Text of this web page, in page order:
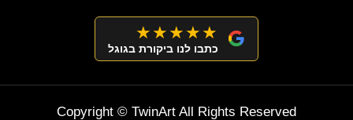
★★★★★
כתבו לנו ביקורת בגוגל
Copyright © TwinArt All Rights Reserved